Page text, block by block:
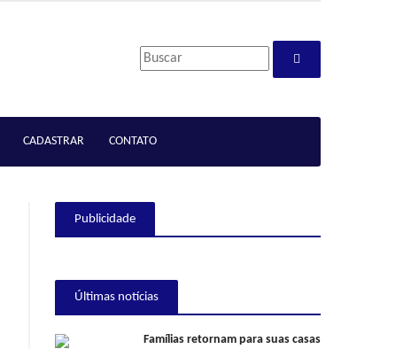
CADASTRAR CONTATO
Publicidade
Últimas notícias
Famílias retornam para suas casas